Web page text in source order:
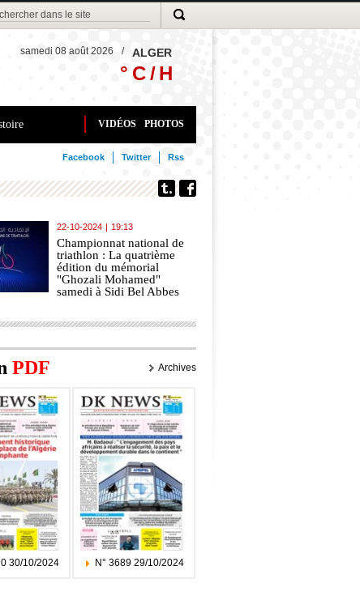
ALGER
/
samedi 08 août 2026
° C /H
VIDÉOS PHOTOS
Facebook Twitter Rss
22-10-2024 | 19:13
Championnat national de
triathlon : La quatrième
édition du mémorial
"Ghozali Mohamed"
samedi à Sidi Bel Abbes
PDF Archives
30/10/2024 N° 3689 29/10/2024